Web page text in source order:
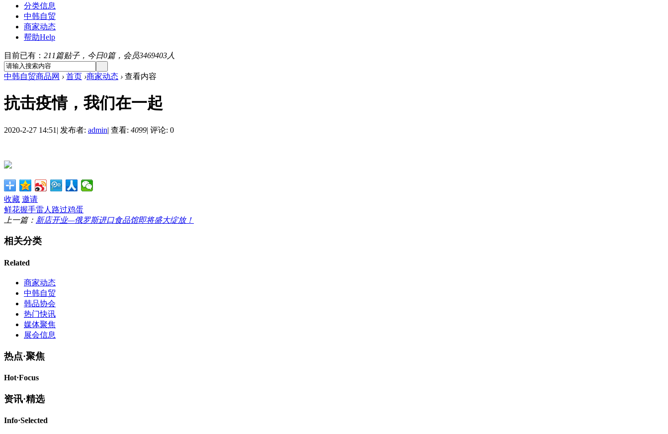
分类信息
中韩自贸
商家动态
帮助Help
目前已有： 211篇贴子，今日0篇，会员3469403人
中韩自贸商品网 › 首页 ›商家动态 › 查看内容
抗击疫情，我们在一起
2020-2-27 14:51 | 发布者: admin| 查看: 4099| 评论: 0
收藏 邀请
鲜花握手雷人 路过鸡蛋
上一篇： 新店开业—俄罗斯进口食品馆即将盛大绽放！
相关分类
Related
商家动态
中韩自贸
韩品协会
热门快讯
媒体聚焦
展会信息
热点·聚焦
Hot·Focus
资讯·精选
Info·Selected